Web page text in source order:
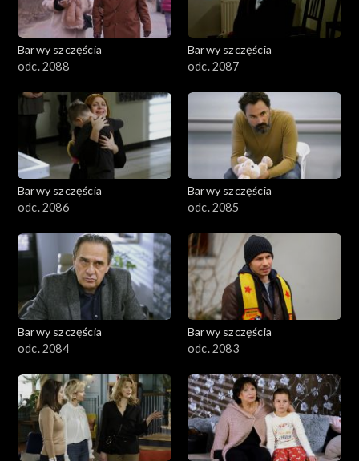
1001–1100
901–1000
801–900
782–800
Barwy szczęścia
odc. 2088
Barwy szczęścia
odc. 2087
Barwy szczęścia
odc. 2086
Barwy szczęścia
odc. 2085
Barwy szczęścia
odc. 2084
Barwy szczęścia
odc. 2083